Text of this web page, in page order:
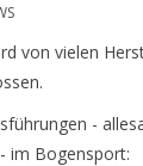
von vielen
-
im Bogensport: